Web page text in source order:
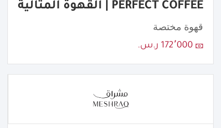
PERFECT COFFEE | القهوة المثالية
قهوة مختصة
172٬000 ر.س.